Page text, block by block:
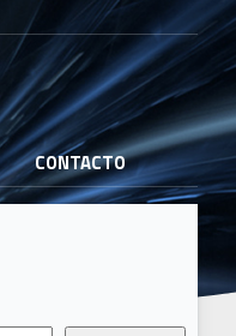
CONTACTO